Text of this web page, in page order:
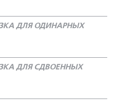
ДЛЯ ОДИНАРНЫХ
ДЛЯ СДВОЕННЫХ